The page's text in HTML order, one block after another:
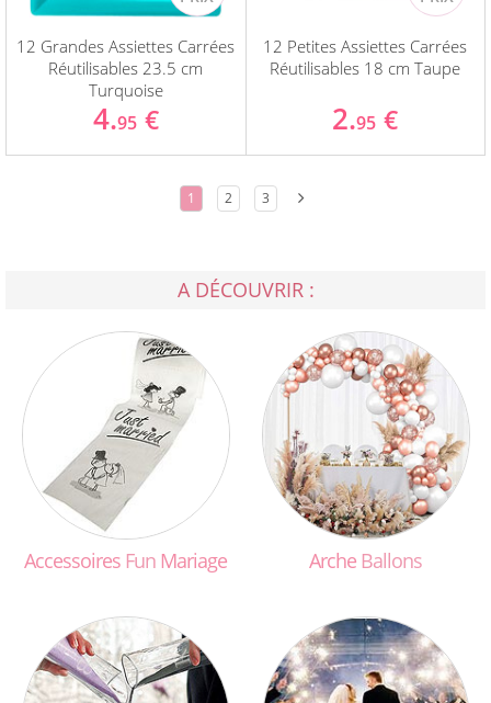
12 Grandes Assiettes Carrées
Réutilisables 23.5 cm
Turquoise
4.95 €
12 Petites Assiettes Carrées
Réutilisables 18 cm Taupe
2.95 €
1 2 3
A DÉCOUVRIR :
Accessoires Fun Mariage Arche Ballons